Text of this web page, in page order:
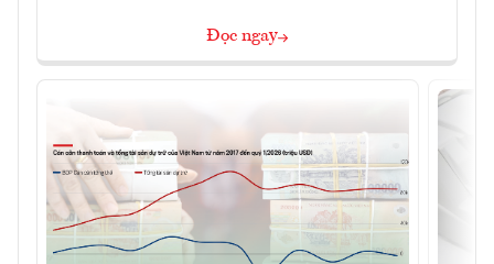
Đọc ngay